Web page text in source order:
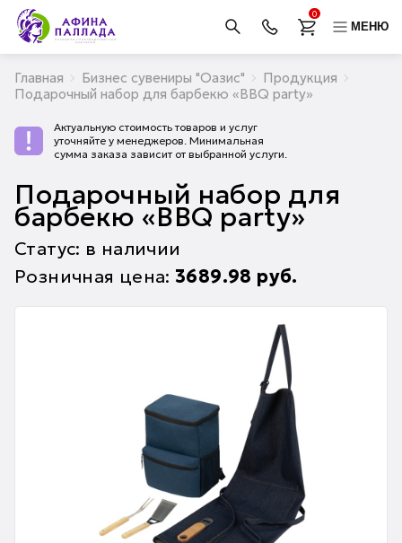
0
МЕНЮ
Главная Бизнес сувениры "Оазис"
Продукция
Подарочный набор для барбекю «BBQ party»
Актуальную стоимость товаров и услуг
уточняйте у менеджеров. Минимальная
сумма заказа зависит от выбранной услуги.
Подарочный набор для
барбекю «BBQ party»
Статус: в наличии
Розничная цена: 3689.98 руб.